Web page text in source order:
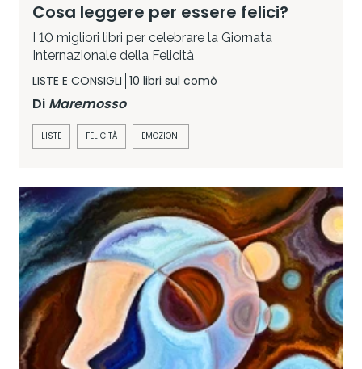
Cosa leggere per essere felici?
I 10 migliori libri per celebrare la Giornata
Internazionale della Felicità
LISTE E CONSIGLI 10 libri sul comò
Di Maremosso
LISTE FELICITÀ EMOZIONI